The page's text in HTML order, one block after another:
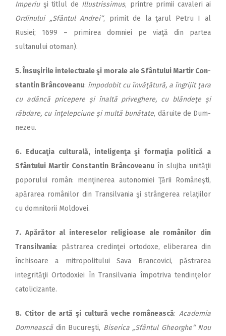
Imperiuşi titlul de Illustrissimus, printre primii cavaleri ai
Ordinului „Sfântul An­drei“, primit de la ţarul Petru I al
Rusiei; 1699 – primirea domniei pe viaţă din partea
sultanului otoman).
5. Însuşirile intelectuale şi mo­rale ale Sfântului Martir Con­
stantin Brâncoveanu: îm­po­dobit cu învăţătură, a îngrijit ţara
cu adâncă pricepere şi înaltă priveghere, cu blândeţe şi
răbdare, cu înţelepciune şi multă bunătate, dăruite de Dum­
nezeu.
6. Educaţia culturală, in­te­li­gen­ţa şi formaţia politică a
Sfân­tului Martir Constantin Brân­co­veanu în slujba unităţii
poporului român: menţinerea auto­no­miei Ţării Româneşti,
apărarea românilor din Transilvania şi strângerea relaţiilor
cu domnitorii Moldovei.
7. Apărător al intereselor re­li­gioase ale românilor din
Tran­silvania: păstrarea credinţei or­to­doxe, eliberarea din
închisoare a mitropolitului Sava Bran­co­vici, păstrarea
integrităţii Or­to­do­xiei în Transilvania împotriva tendinţelor
catolicizante.
8. Ctitor de artă şi cultură ve­che românească: Academia
Dom­neascădin Bucureşti, Bi­se­ri­ca „Sfântul Gheorghe“ Nou